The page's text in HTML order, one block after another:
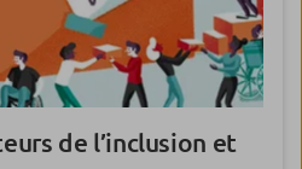
de l’inclusion et